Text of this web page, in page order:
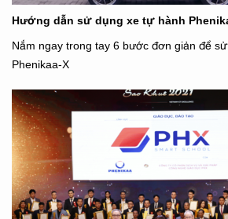
Hướng dẫn sử dụng xe tự hành
Nắm ngay trong tay 6 bước đơn giản để
Phenikaa-X